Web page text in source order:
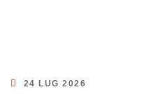
24 LUG 2026